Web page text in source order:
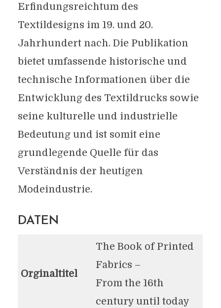
Erfindungsreichtum des
Textildesigns im 19. und 20.
Jahrhundert nach. Die Publikation
bietet umfassende historische und
technische Informationen über die
Entwicklung des Textildrucks sowie
seine kulturelle und industrielle
Bedeutung und ist somit eine
grundlegende Quelle für das
Verständnis der heutigen
Modeindustrie.
DATEN
Orginaltitel
The Book of Printed
Fabrics –
From the 16th
century until today